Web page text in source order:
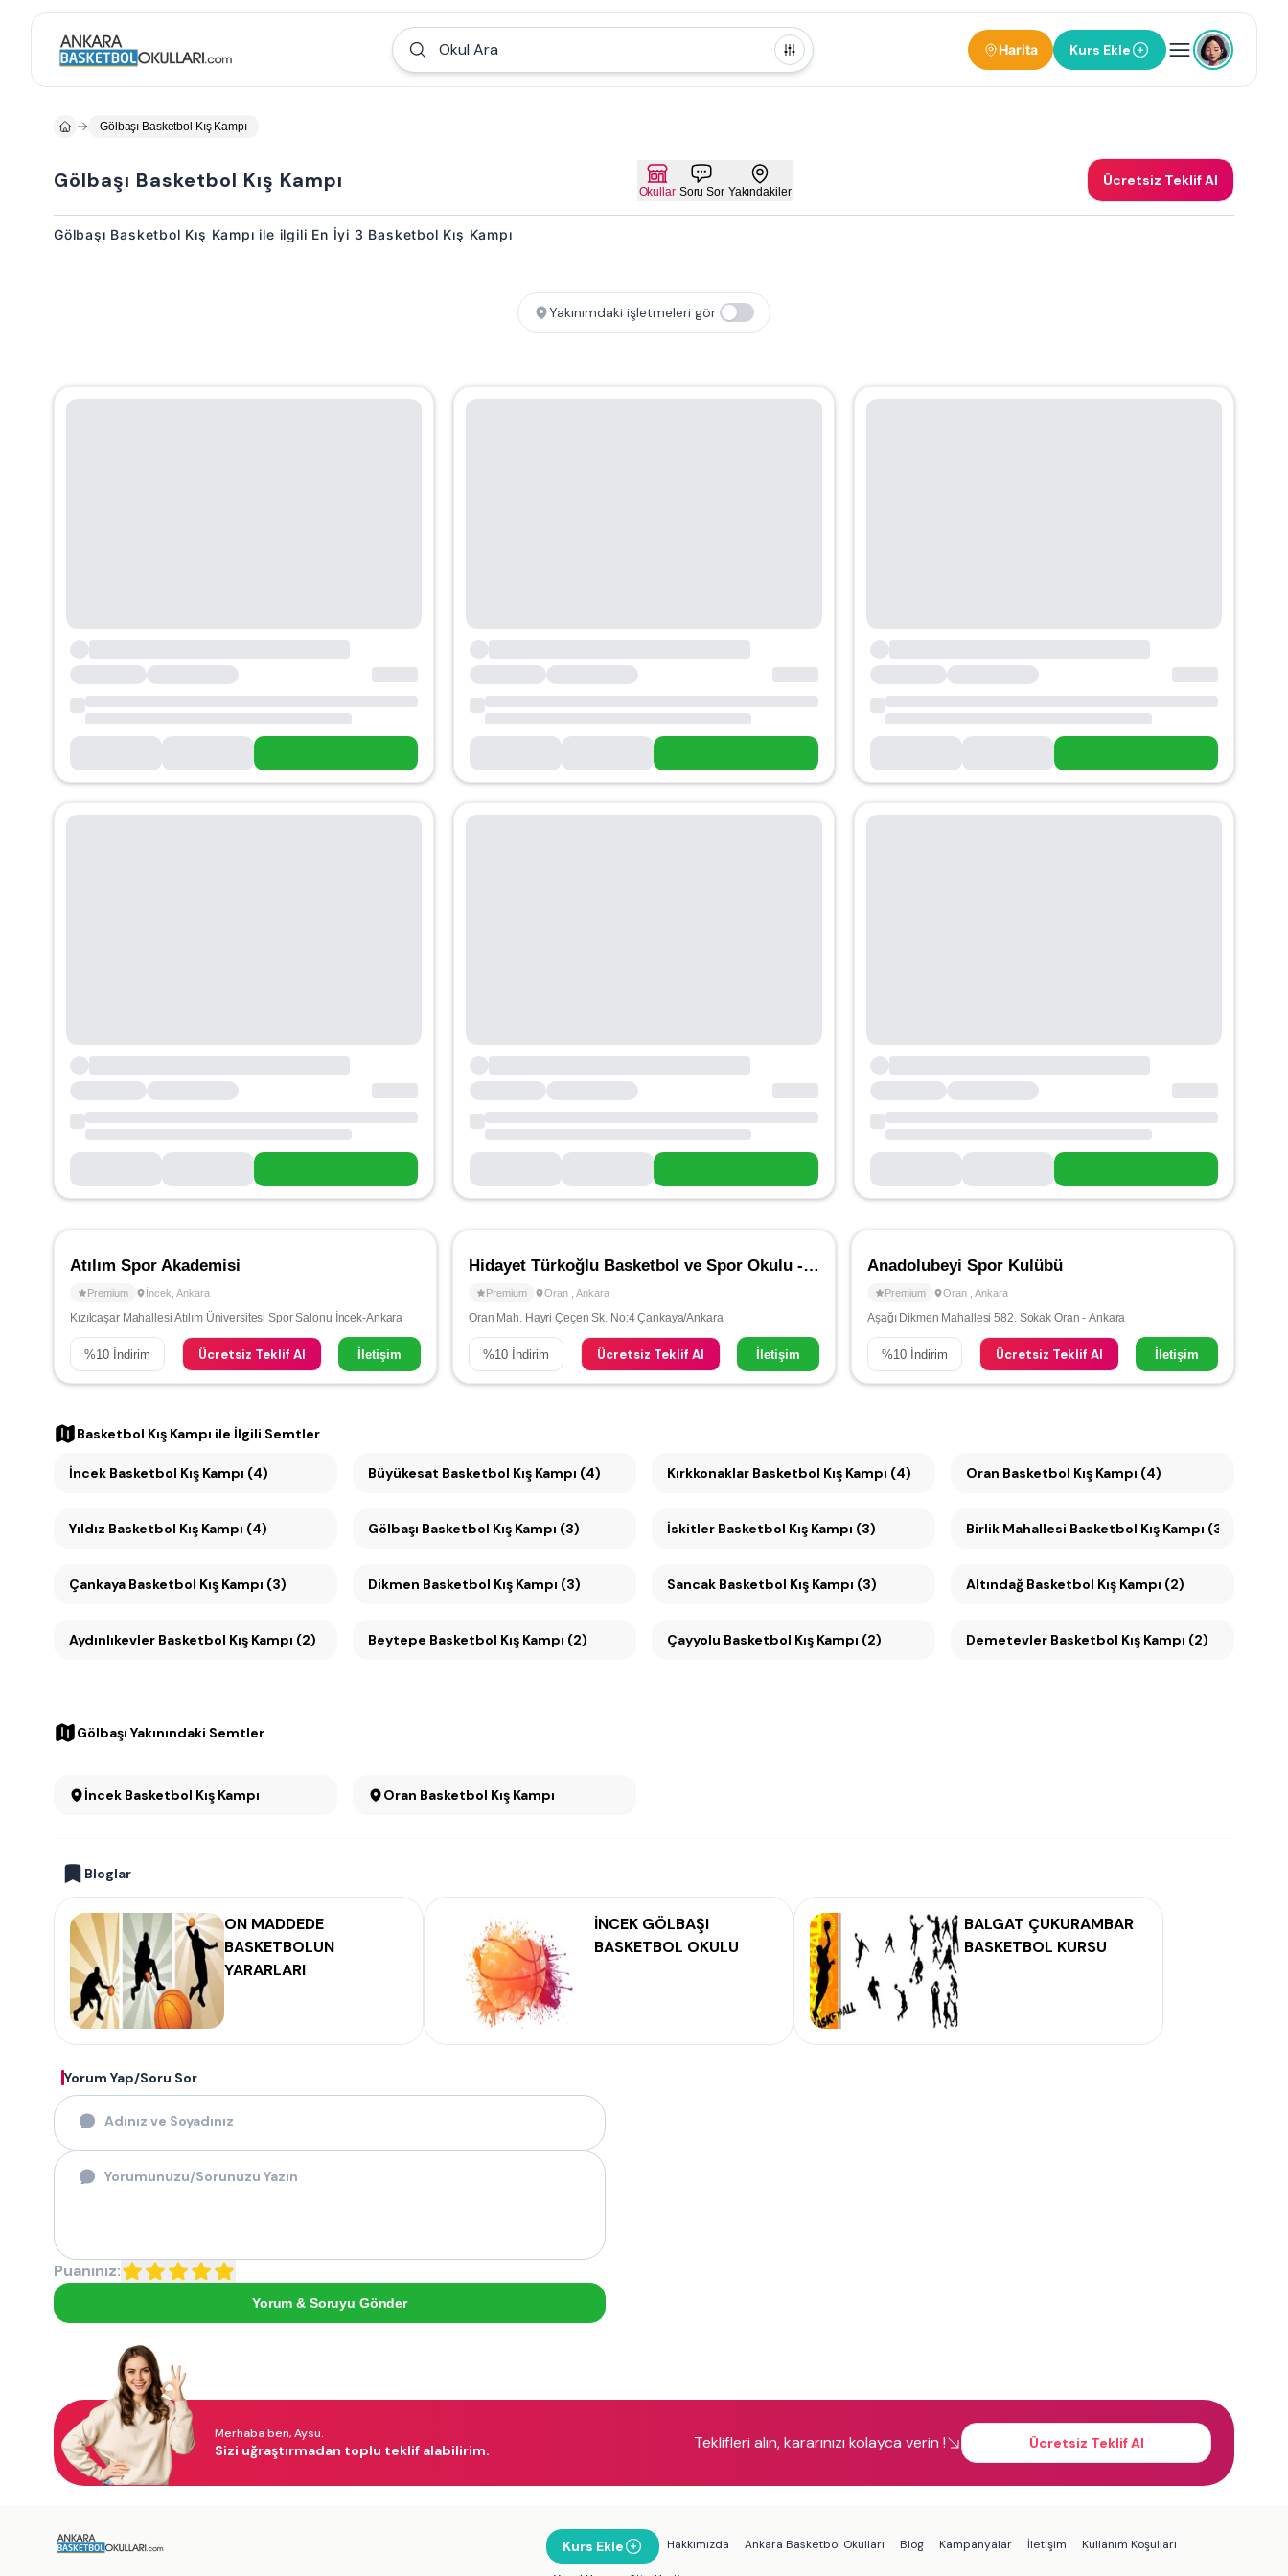
Okul Ara Harita Kurs Ekle
Gölbaşı Basketbol Kış Kampı
Gölbaşı Basketbol Kış Kampı Okullar Soru Sor Yakındakiler
Ücretsiz Teklif Al
Gölbaşı Basketbol Kış Kampı ile ilgili En İyi 3 Basketbol Kış Kampı
Yakınımdaki işletmeleri gör
Atılım Spor Akademisi
Premium İncek Ankara
Kızılcaşar Mahallesi Atılım Üniversitesi Spor Salonu İncek-Ankara
%10 İndirim Ücretsiz Teklif Al İletişim
Hidayet Türkoğlu Basketbol ve Spor Okulu - Oran
Premium Oran Ankara
Oran Mah. Hayri Çeçen Sk. No:4 Çankaya/Ankara
%10 İndirim Ücretsiz Teklif Al İletişim
Anadolubeyi Spor Kulübü
Premium Oran Ankara
Aşağı Dikmen Mahallesi 582. Sokak Oran - Ankara
%10 İndirim Ücretsiz Teklif Al İletişim
Basketbol Kış Kampı ile İlgili Semtler
İncek Basketbol Kış Kampı (4) Büyükesat Basketbol Kış Kampı (4) Kırkkonaklar Basketbol Kış Kampı (4) Oran Basketbol Kış Kampı (4)
Yıldız Basketbol Kış Kampı (4) Gölbaşı Basketbol Kış Kampı (3) İskitler Basketbol Kış Kampı (3) Birlik Mahallesi Basketbol Kış Kampı (3)
Çankaya Basketbol Kış Kampı (3) Dikmen Basketbol Kış Kampı (3) Sancak Basketbol Kış Kampı (3) Altındağ Basketbol Kış Kampı (2)
Aydınlıkevler Basketbol Kış Kampı (2) Beytepe Basketbol Kış Kampı (2) Çayyolu Basketbol Kış Kampı (2) Demetevler Basketbol Kış Kampı (2)
Gölbaşı Yakınındaki Semtler
İncek Basketbol Kış Kampı Oran Basketbol Kış Kampı
Bloglar
ON MADDEDE
BASKETBOLUN
YARARLARI
İNCEK GÖLBAŞI
BASKETBOL OKULU
BALGAT ÇUKURAMBAR
BASKETBOL KURSU
Yorum Yap/Soru Sor
Puanınız:
Yorum & Soruyu Gönder
Merhaba ben, Aysu.
Sizi uğraştırmadan toplu teklif alabilirim. Teklifleri alın, kararınızı kolayca verin ! Ücretsiz Teklif Al
Kurs Ekle Hakkımızda Ankara Basketbol Okulları Blog Kampanyalar İletişim Kullanım Koşulları